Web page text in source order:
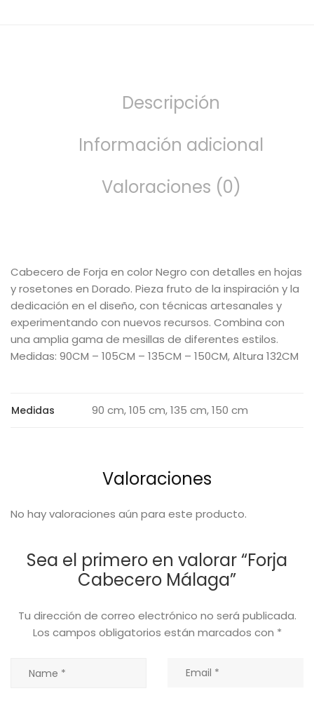
Descripción
Información adicional
Valoraciones (0)
Cabecero de Forja en color Negro con detalles en hojas
y rosetones en Dorado. Pieza fruto de la inspiración y la
dedicación en el diseño, con técnicas artesanales y
experimentando con nuevos recursos. Combina con
una amplia gama de mesillas de diferentes estilos.
Medidas: 90CM – 105CM – 135CM – 150CM, Altura 132CM
Medidas 90 cm, 105 cm, 135 cm, 150 cm
Valoraciones
No hay valoraciones aún para este producto.
Sea el primero en valorar “Forja
Cabecero Málaga”
Tu dirección de correo electrónico no será publicada.
Los campos obligatorios están marcados con *